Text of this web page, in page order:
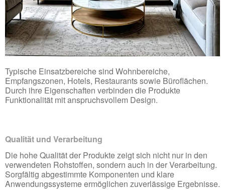
Typische Einsatzbereiche sind Wohnbereiche,
Empfangszonen, Hotels, Restaurants sowie Büroflächen.
Durch ihre Eigenschaften verbinden die Produkte
Funktionalität mit anspruchsvollem Design.
Qualität und Verarbeitung
Die hohe Qualität der Produkte zeigt sich nicht nur in den
verwendeten Rohstoffen, sondern auch in der Verarbeitung.
Sorgfältig abgestimmte Komponenten und klare
Anwendungssysteme ermöglichen zuverlässige Ergebnisse.